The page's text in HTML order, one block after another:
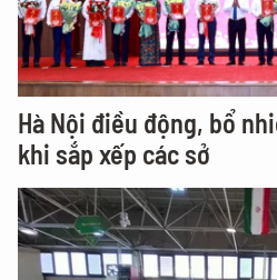
Hà Nội điều động, bổ
khi sắp xếp các sở